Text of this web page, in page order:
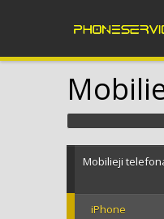
Mobilieji
iPhone